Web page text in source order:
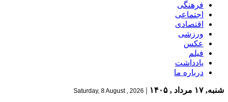
فرهنگی
اجتماعی
اقتصادی
ورزشی
عکس
فیلم
یادداشت
درباره ما
شنبه, ۱۷ مرداد , ۱۴۰۵ |
Saturday, 8 August , 2026